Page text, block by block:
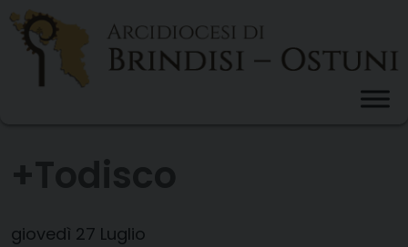
Skip
content
giovedì 27 Luglio